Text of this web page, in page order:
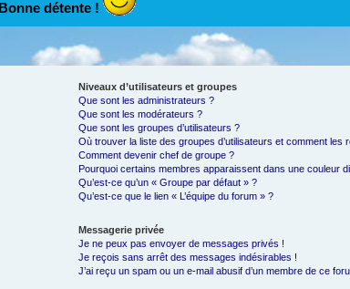
Bonne détente !
Niveaux d’utilisateurs et groupes
Que sont les administrateurs ?
Que sont les modérateurs ?
Que sont les groupes d’utilisateurs ?
Où trouver la liste des groupes d’utilisateurs et comment les
Comment devenir chef de groupe ?
Pourquoi certains membres apparaissent dans une couleur
Qu’est-ce qu’un « Groupe par défaut » ?
Qu’est-ce que le lien « L’équipe du forum » ?
Messagerie privée
Je ne peux pas envoyer de messages privés !
Je reçois sans arrêt des messages indésirables !
J’ai reçu un spam ou un e-mail abusif d’un membre de ce